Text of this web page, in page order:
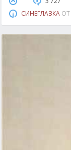
СИНЕГЛАЗКАОТ